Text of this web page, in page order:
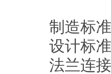
制造标
设计标
法兰连